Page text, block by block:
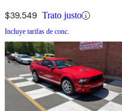
$39,549 Trato justo
Incluye tarifas de conc.